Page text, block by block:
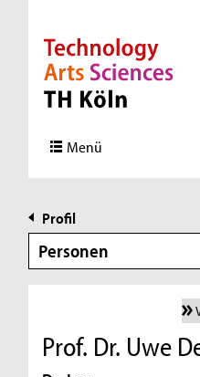
Direkt zur Hauptnavigation
Direkt zur Subnavigation
Direkt zum Inhalt
Direkt zum Fußbereich
Menü
Profil
Personen
Prof. Dr. Uwe